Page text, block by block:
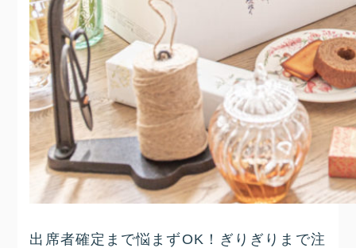
出席者確定まで悩まずOK！ぎりぎりまで注